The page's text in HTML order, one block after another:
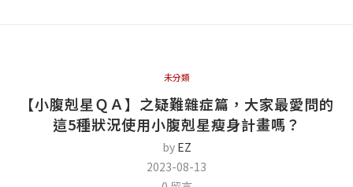
未分類
【小腹剋星ＱＡ】之疑難雜症篇，大家最愛問的
這5種狀況使用小腹剋星瘦身計畫嗎？
by EZ
2023-08-13